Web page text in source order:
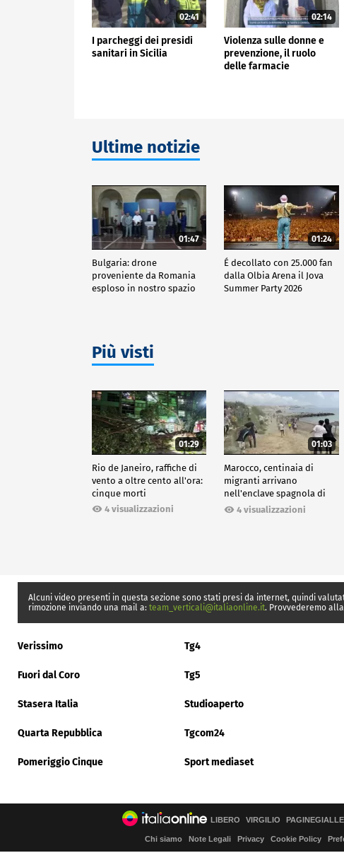
02:41
I parcheggi dei presidi
sanitari in Sicilia
02:14
Violenza sulle donne e
prevenzione, il ruolo
delle farmacie
Ultime notizie
01:47
Bulgaria: drone
proveniente da Romania
esploso in nostro spazio
01:24
É decollato con 25.000 fan
dalla Olbia Arena il Jova
Summer Party 2026
Più visti
01:29
Rio de Janeiro, raffiche di
vento a oltre cento all'ora:
cinque morti
4 visualizzazioni
01:03
Marocco, centinaia di
migranti arrivano
nell'enclave spagnola di
Ceuta4 visualizzazioni
Alcuni video presenti in questa sezione sono stati presi da internet, quindi
rimozione inviando una mail a: team_verticali@italiaonline.it. Provvederemo
Verissimo Tg4
Fuori dal Coro Tg5
Stasera Italia Studioaperto
Quarta Repubblica Tgcom24
Pomeriggio Cinque Sport mediaset
LIBERO VIRGILIO PAGINEGIALLE
Chi siamo Note Legali Privacy Cookie Policy